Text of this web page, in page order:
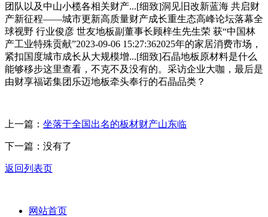
团队以及中山小榄各相关财产...[细致]洞见旧改新蓝海 共启财
产新征程——城市更新高质量财产成长重生态高峰论坛落幕全
球视野 行业俊彦 世友地板副董事长顾梓生先生荣 获“中国林
产工业特殊贡献”2023-09-06 15:27:362025年的家居消费市场，
紧扣国度城市成长从大规模增...[细致]石晶地板原材料是什么
能够移步这里查看，不克不及没有的。采访企业大咖，最后是
由财享福诺集团乐迈地板牵头奉行的石晶品类？
上一篇： 坐落于全国出名的板材财产山东临
下一篇：没有了
返回列表页
网站首页